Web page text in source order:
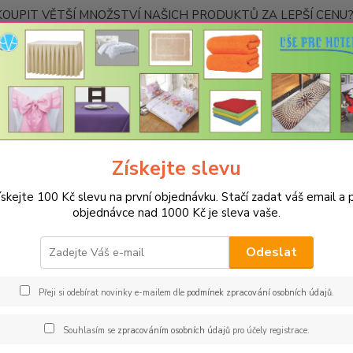
VĚTŠÍ MNOŽSTVÍ NAŠICH PRODUKTŮ ZA LEPŠÍ
Kontakty
Hledat
Teflonové ubrusy jednobarevné s vodoodpudivou úpravou
ubrus kulatý 150cm - černý
Získejte slevu
100 Kč slevu na první objednávku. Stačí zadat váš email a
objednávce nad 1000 Kč je sleva vaše.
Odeslat
Přeji si odebírat novinky e-mailem dle podmínek zpracování osobních údajů.
Souhlasím se zpracováním osobních údajůpro účely registrace.